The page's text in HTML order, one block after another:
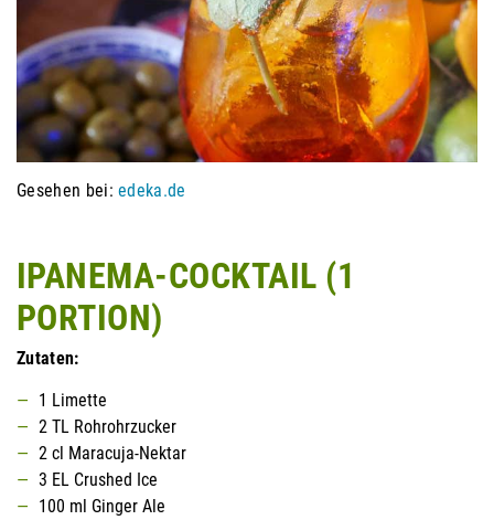
Gesehen bei:edeka.de
IPANEMA-COCKTAIL (1
PORTION)
Zutaten:
1 Limette
2 TL Rohrohrzucker
2 cl Maracuja-Nektar
3 EL Crushed Ice
100 ml Ginger Ale